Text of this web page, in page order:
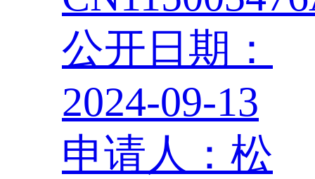
公开日期：
2024-09-13
申请人：松